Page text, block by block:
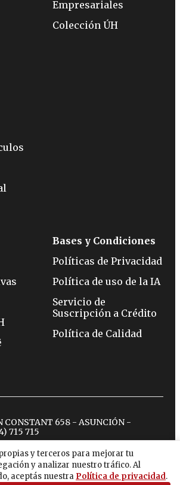
y terceros para mejorar tu
y analizar nuestro tráfico. Al
aceptás nuestra Política de privacidad.
Empresariales
Colección ÚH
Bases y Condiciones
Políticas de Privacidad
Política de uso de la IA
Servicio de
Suscripción a Crédito
Política de Calidad
CONSTANT 658 - ASUNCIÓN -
715 715
tiktokyoutubespotify